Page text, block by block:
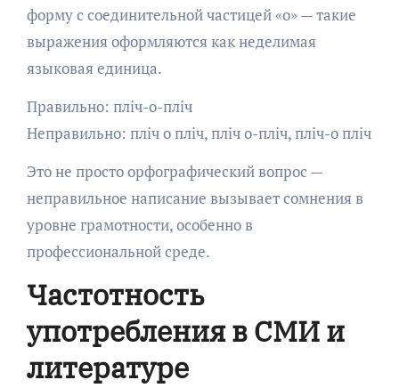
форму с соединительной частицей «о» — такие
выражения оформляются как неделимая
языковая единица.
Правильно: пліч-о-пліч
Неправильно: пліч о пліч, пліч о-пліч, пліч-о пліч
Это не просто орфографический вопрос —
неправильное написание вызывает сомнения в
уровне грамотности, особенно в
профессиональной среде.
Частотность
употребления в СМИ и
литературе